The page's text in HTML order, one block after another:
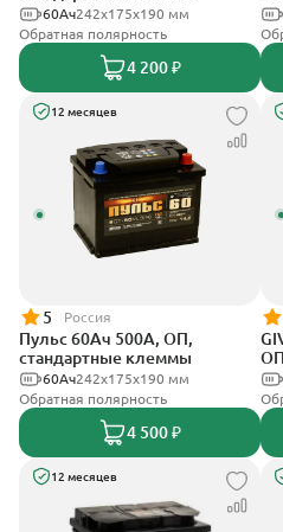
242х175х190 мм
60Ач
Обратная полярность
4 200 ₽
12 месяцев
5 Россия
Пульс 60Ач 500А, ОП,
стандартные клеммы
242x175x190 мм
60Ач
Обратная полярность
4 500 ₽
12 месяцев